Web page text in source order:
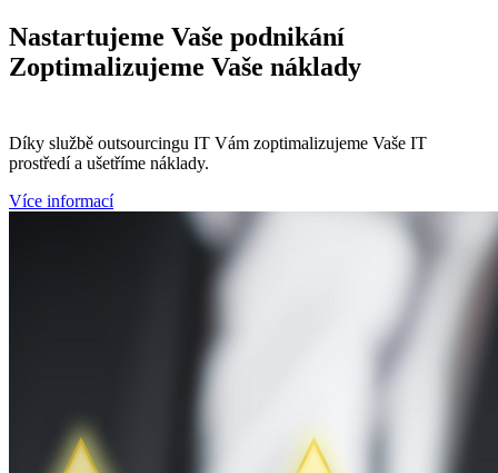
Nastartujeme Vaše podnikání
Zoptimalizujeme Vaše náklady
Díky službě outsourcingu IT Vám zoptimalizujeme Vaše IT
prostředí a ušetříme náklady.
Více informací